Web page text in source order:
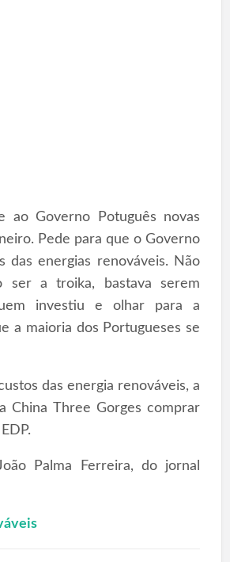
ao Governo Potuguês novas
Pede para que o Governo
das energias renováveis. Não
ser a troika, bastava serem
investiu e olhar para a
a maioria dos Portugueses se
das energia renováveis, a
China Three Gorges comprar
Palma Ferreira, do jornal